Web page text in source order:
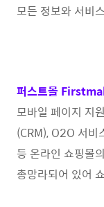
모든 정보와 서비
퍼스트몰
모바일 페이지 지
(CRM), O2O 서비
등 온라인 쇼핑몰
총망라되어 있어